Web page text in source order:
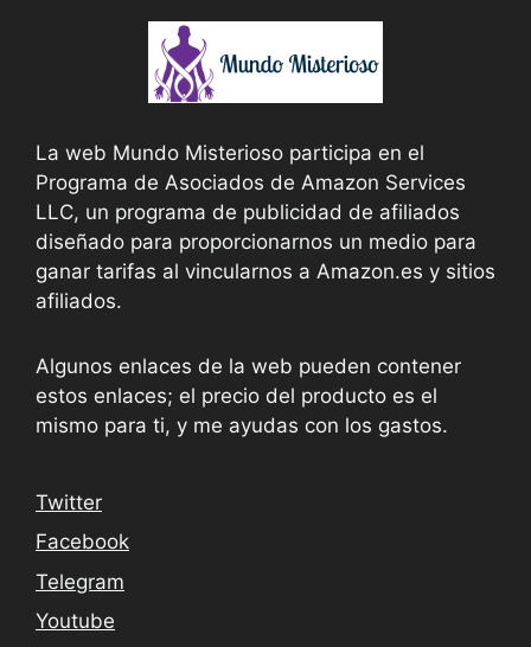
La web Mundo Misterioso participa en el
Programa de Asociados de Amazon Services
LLC, un programa de publicidad de afiliados
diseñado para proporcionarnos un medio para
ganar tarifas al vincularnos a Amazon.es y sitios
afiliados.
Algunos enlaces de la web pueden contener
estos enlaces; el precio del producto es el
mismo para ti, y me ayudas con los gastos.
Twitter
Facebook
Telegram
Youtube